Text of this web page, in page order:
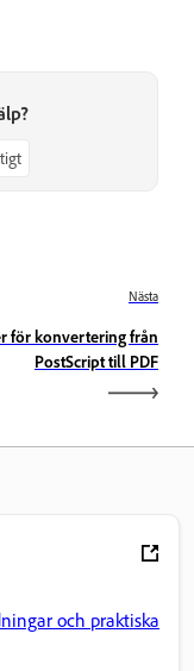
Nästa
för konvertering från
PostScript till PDF
och praktiska